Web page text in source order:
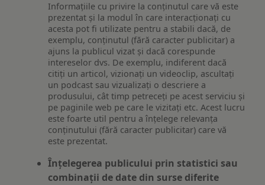
Informațiile cu privire la conținutul care vă este
prezentat și la modul în care interacționați cu
acesta pot fi utilizate pentru a stabili dacă, de
exemplu, conținutul (fără caracter publicitar) a
ajuns la publicul vizat și dacă corespunde
intereselor dvs. De exemplu, indiferent dacă
citiți un articol, vizionați un videoclip, ascultați
un podcast sau vizualizați o descriere a
produsului, cât timp petreceți pe acest serviciu și
pe paginile web pe care le vizitați etc. Acest lucru
este foarte util pentru a înțelege relevanța
conținutului (fără caracter publicitar) care vă
este prezentat.
Înțelegerea publicului prin statistici sau
combinații de date din surse diferite